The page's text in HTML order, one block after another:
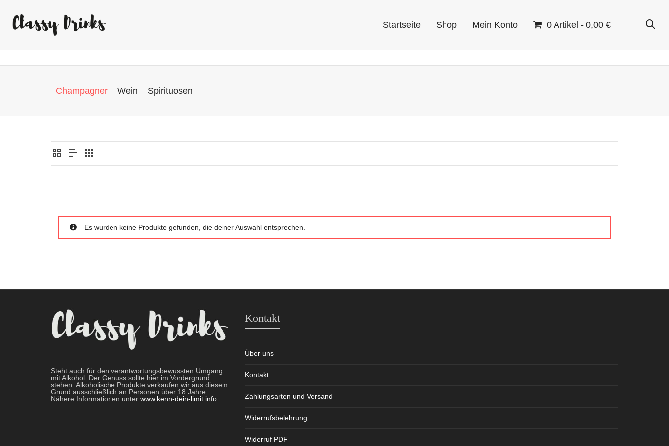
Startseite Shop Mein Konto 0 Artikel 0,00 €
Champagner Wein Spirituosen
Es wurden keine Produkte gefunden, die deiner Auswahl entsprechen.
Steht auch für den verantwortungsbewussten Umgang
mit Alkohol. Der Genuss sollte hier im Vordergrund
stehen. Alkoholische Produkte verkaufen wir aus diesem
Grund ausschließlich an Personen über 18 Jahre.
Nähere Informationen unter www.kenn-dein-limit.info
Kontakt
Über uns
Kontakt
Zahlungsarten und Versand
Widerrufsbelehrung
Widerruf PDF